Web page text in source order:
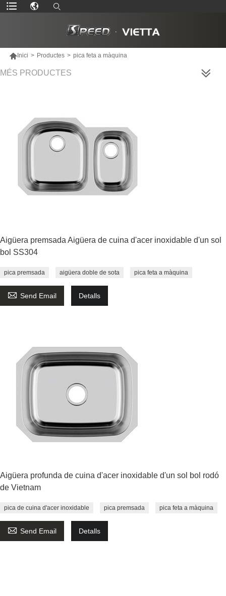
Inici > Productes > pica feta a màquina
MÉS PRODUCTES
Aigüera premsada Aigüera de cuina d'acer inoxidable d'un sol
bol SS304
pica premsada aigüera doble de sota pica feta a màquina
 Send Email Detalls
Aigüera profunda de cuina d'acer inoxidable d'un sol bol rodó
de Vietnam
pica de cuina d'acer inoxidable pica premsada pica feta a màquina
 Send Email Detalls